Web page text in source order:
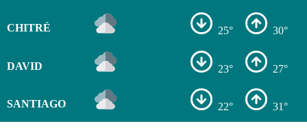
CHITRÉ 25° 30°
DAVID 23° 27°
SANTIAGO 22° 31°